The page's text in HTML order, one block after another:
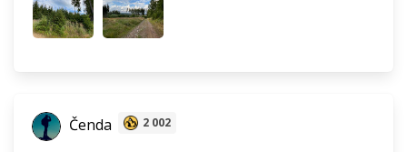
Čenda 2 002